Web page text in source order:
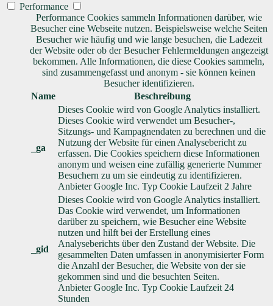
Performance
Performance Cookies sammeln Informationen darüber, wie
Besucher eine Webseite nutzen. Beispielsweise welche Seiten
Besucher wie häufig und wie lange besuchen, die Ladezeit
der Website oder ob der Besucher Fehlermeldungen angezeigt
bekommen. Alle Informationen, die diese Cookies sammeln,
sind zusammengefasst und anonym - sie können keinen
Besucher identifizieren.
Name
Beschreibung
_ga
Dieses Cookie wird von Google Analytics installiert.
Dieses Cookie wird verwendet um Besucher-,
Sitzungs- und Kampagnendaten zu berechnen und die
Nutzung der Website für einen Analysebericht zu
erfassen. Die Cookies speichern diese Informationen
anonym und weisen eine zufällig generierte Nummer
Besuchern zu um sie eindeutig zu identifizieren.
Anbieter Google Inc. Typ Cookie Laufzeit 2 Jahre
_gid
Dieses Cookie wird von Google Analytics installiert.
Das Cookie wird verwendet, um Informationen
darüber zu speichern, wie Besucher eine Website
nutzen und hilft bei der Erstellung eines
Analyseberichts über den Zustand der Website. Die
gesammelten Daten umfassen in anonymisierter Form
die Anzahl der Besucher, die Website von der sie
gekommen sind und die besuchten Seiten.
Anbieter Google Inc. Typ Cookie Laufzeit 24
Stunden